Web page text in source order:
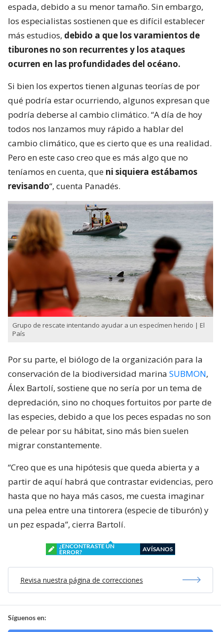
espada, debido a su menor tamaño. Sin embargo,
los especialistas sostienen que es difícil establecer
más estudios, debido a que los varamientos de
tiburones no son recurrentes y los ataques
ocurren en las profundidades del océano.
Si bien los expertos tienen algunas teorías de por
qué podría estar ocurriendo, algunos expresan que
podría deberse al cambio climático. “A día de hoy
todos nos lanzamos muy rápido a hablar del
cambio climático, que es cierto que es una realidad.
Pero en este caso creo que es más algo que no
teníamos en cuenta, que ni siquiera estábamos
revisando“, cuenta Panadés.
Grupo de rescate intentando ayudar a un especímen herido | El
País
Por su parte, el biólogo de la organización para la
conservación de la biodiversidad marina SUBMON,
Álex Bartolí, sostiene que no sería por un tema de
depredación, sino no choques fortuitos por parte de
las especies, debido a que los peces espadas no son
de pelear por su hábitat, sino más bien suelen
migrar constantemente.
“Creo que es una hipótesis que queda abierta y a
partir de aquí habrá que contrastar evidencias, pero
hasta que no haya más casos, me cuesta imaginar
una pelea entre una tintorera (especie de tiburón) y
un pez espada”, cierra Bartolí.
¿ENCONTRASTE UN
ERROR?
AVÍSANOS
Revisa nuestra página de correcciones
Síguenos en: